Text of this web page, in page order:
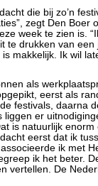
die bij zo’n
zegt Den Boer
week te zien is.
te drukken van
makkelijk. Ik wil
als
eerst als
festivals, daarna
liggen er
is natuurlijk
eerst dat ik
ik met
ik het beter.
vertellen. De